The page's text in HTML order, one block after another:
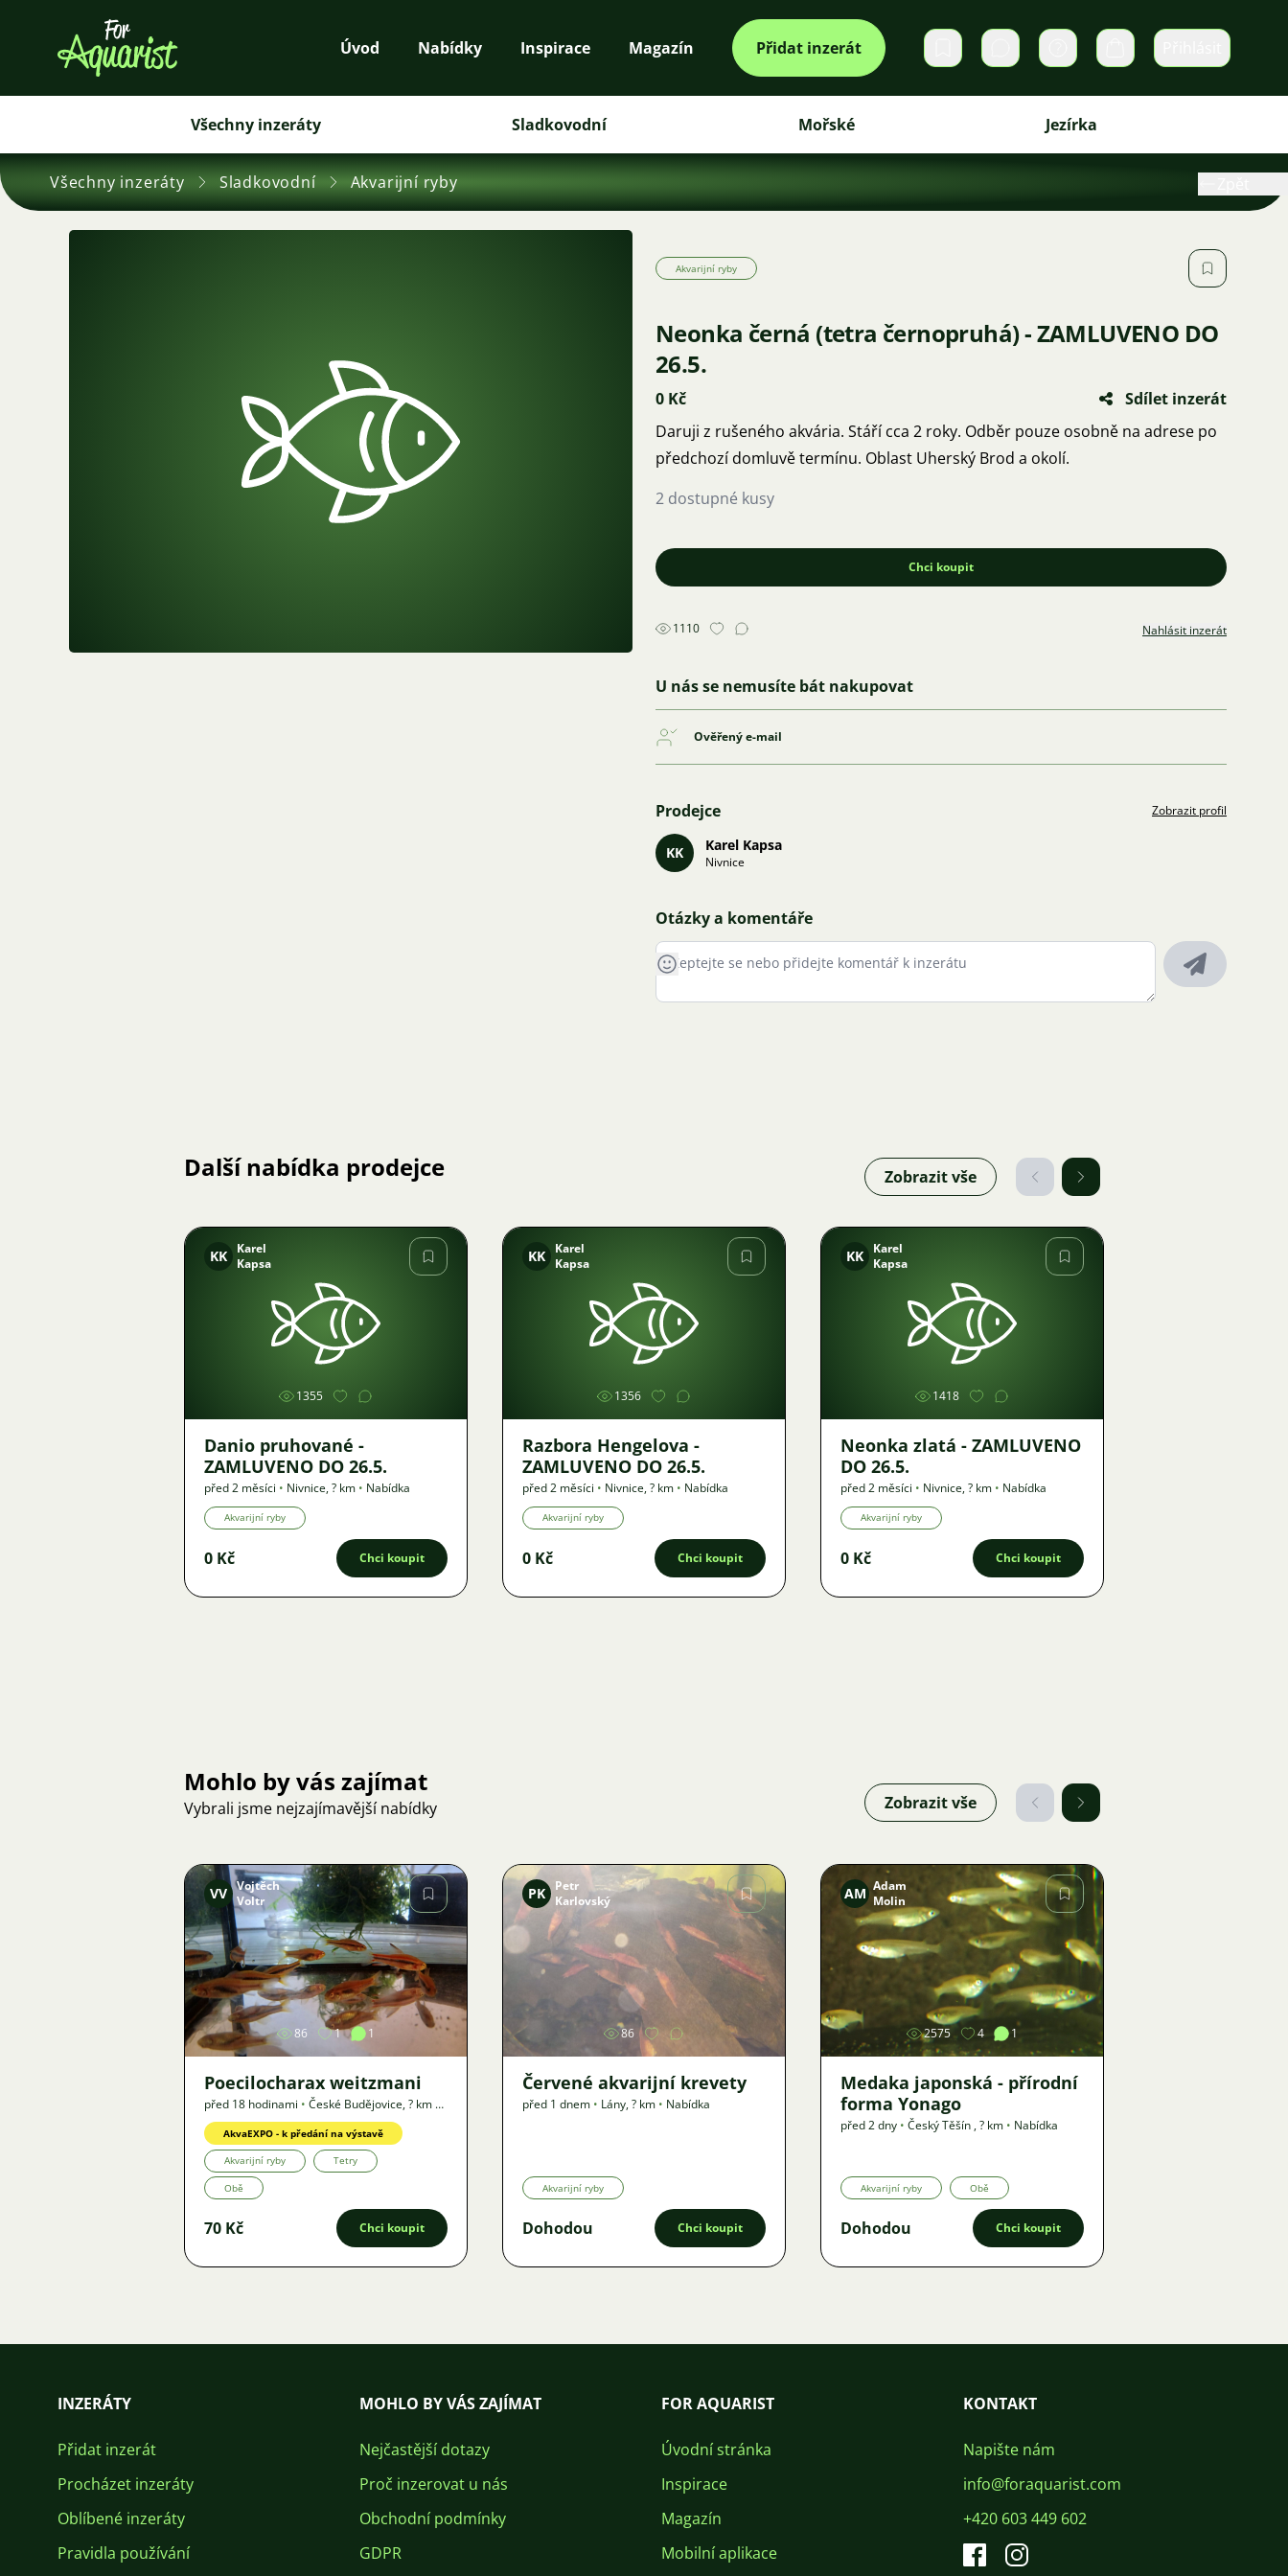
Úvod Nabídky Inspirace Magazín Přidat inzerát Soukromé zprávy Košík
Všechny inzeráty Sladkovodní Mořské Jezírka
Všechny inzeráty Sladkovodní Akvarijní ryby
Akvarijní ryby
Neonka černá (tetra černopruhá) - ZAMLUVENO DO
26.5.
0 Kč
Sdílet inzerát
Daruji z rušeného akvária. Stáří cca 2 roky. Odběr pouze osobně na adrese po
předchozí domluvě termínu. Oblast Uherský Brod a okolí.
2 dostupné kusy
Chci koupit
1110 Nahlásit inzerát
U nás se nemusíte bát nakupovat
Ověřený e-mail
Prodejce Zobrazit profil
KK Karel Kapsa
Nivnice
Otázky a komentáře
Další nabídka prodejce Zobrazit vše
Obrázek
KK
Karel
Kapsa
1355
Danio pruhované -
ZAMLUVENO DO 26.5.
před 2 měsíci • Nivnice,? km • Nabídka
Akvarijní ryby
0 Kč Chci koupit
Obrázek
KK
Karel
Kapsa
1356
Razbora Hengelova -
ZAMLUVENO DO 26.5.
před 2 měsíci • Nivnice,? km • Nabídka
Akvarijní ryby
0 Kč Chci koupit
Obrázek
KK
Karel
Kapsa
1418
Neonka zlatá - ZAMLUVENO
DO 26.5.
před 2 měsíci • Nivnice,? km • Nabídka
Akvarijní ryby
0 Kč Chci koupit
Mohlo by vás zajímat
Vybrali jsme nejzajímavější nabídky Zobrazit vše
Obrázek
VV Vojtěch
Voltr
86 1 1
Poecilocharax weitzmani
před 18 hodinami • České Budějovice,? km •
Nabídka
AkvaEXPO - k předání na výstavě
Akvarijní ryby Tetry
Obě
70 Kč Chci koupit
Obrázek
PK
Petr
Karlovský
86
Červené akvarijní krevety
před 1 dnem • Lány,? km • Nabídka
Akvarijní ryby
Dohodou Chci koupit
Obrázek
AM Adam
Molin
2575 4 1
Medaka japonská - přírodní
forma Yonago
před 2 dny • Český Těšín ,? km • Nabídka
Akvarijní ryby Obě
Dohodou Chci koupit
INZERÁTY
Přidat inzerát
Procházet inzeráty
Oblíbené inzeráty
Pravidla používání
MOHLO BY VÁS ZAJÍMAT
Nejčastější dotazy
Proč inzerovat u nás
Obchodní podmínky
GDPR
FOR AQUARIST
Úvodní stránka
Inspirace
Magazín
Mobilní aplikace
KONTAKT
Napište nám
info@foraquarist.com
+420 603 449 602